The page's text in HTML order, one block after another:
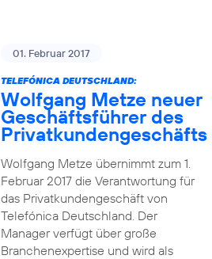
01. Februar 2017
TELEFÓNICA DEUTSCHLAND:
Wolfgang Metze neuer
Geschäftsführer des
Privatkundengeschäfts
Wolfgang Metze übernimmt zum 1.
Februar 2017 die Verantwortung für
das Privatkundengeschäft von
Telefónica Deutschland. Der
Manager verfügt über große
Branchenexpertise und wird als